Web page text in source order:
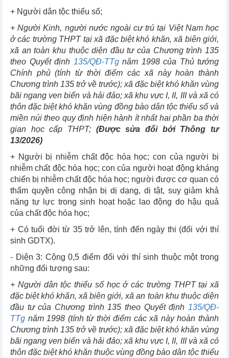
+ Người dân tộc thiểu số;
+ Người Kinh, người nước ngoài cư trú tại Việt Nam học
ở các trường THPT tại xã đặc biệt khó khăn, xã biên giới,
xã an toàn khu thuộc diện đầu tư của Chương trình 135
theo Quyết định 135/QĐ-TTgnăm 1998 của Thủ tướng
Chính phủ (tính từ thời điểm các xã này hoàn thành
Chương trình 135 trở về trước); xã đặc biệt khó khăn vùng
bãi ngang ven biển và hải đảo; xã khu vực I, II, III và xã có
thôn đặc biệt khó khăn vùng đồng bào dân tộc thiểu số và
miền núi theo quy định hiện hành ít nhất hai phần ba thời
gian học cấp THPT; (Được sửa đổi bởi Thông tư
13/2026)
+ Người bị nhiễm chất độc hóa học; con của người bị
nhiễm chất độc hóa học; con của người hoạt động kháng
chiến bị nhiễm chất độc hóa học; người được cơ quan có
thẩm quyền công nhận bị dị dạng, dị tật, suy giảm khả
năng tự lực trong sinh hoạt hoặc lao động do hậu quả
của chất độc hóa học;
+ Có tuổi đời từ 35 trở lên, tính đến ngày thi (đối với thí
sinh GDTX).
- Diện 3: Cộng 0,5 điểm đối với thí sinh thuộc một trong
những đối tượng sau:
+ Người dân tộc thiểu số học ở các trường THPT tại xã
đặc biệt khó khăn, xã biên giới, xã an toàn khu thuộc diện
đầu tư của Chương trình 135 theo Quyết định 135/QĐ-
TTg năm 1998 (tính từ thời điểm các xã này hoàn thành
Chương trình 135 trở về trước); xã đặc biệt khó khăn vùng
bãi ngang ven biển và hải đảo; xã khu vực I, II, III và xã có
thôn đặc biệt khó khăn thuộc vùng đồng bào dân tộc thiểu